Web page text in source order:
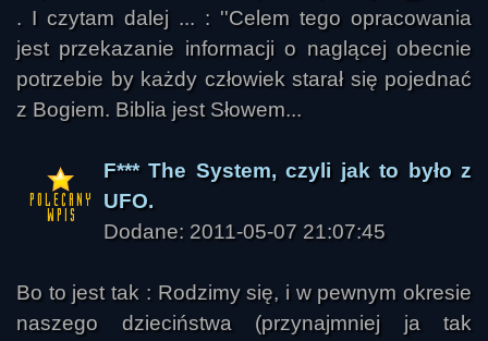
. I czytam dalej ... : ''Celem tego opracowania
jest przekazanie informacji o naglącej obecnie
potrzebie by każdy człowiek starał się pojednać
z Bogiem. Biblia jest Słowem...
F*** The System, czyli jak to było z
UFO.
Dodane: 2011-05-07 21:07:45
Bo to jest tak : Rodzimy się, i w pewnym okresie
naszego dzieciństwa (przynajmniej ja tak